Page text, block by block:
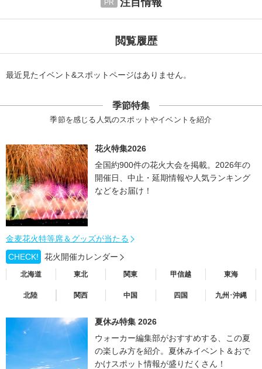
閲覧履歴
最近見たイベント&スポットページはありません。
季節特集
季節を感じる人気のスポットやイベントを紹介
花火特集2026
全国約900件の花火大会を掲載。2026年の
開催日、中止・延期情報や人気ランキング
などをお届け！
金麦花火特等席＆グッズが当たる
CHECK!
花火開催カレンダー
北海道 東北 関東 甲信越 東海
北陸 関西 中国 四国 九州･沖縄
夏休み特集 2026
ウォーカー編集部がおすすめする、この夏
の楽しみ方を紹介。夏休みイベント＆おで
かけスポット情報が盛りだくさん！